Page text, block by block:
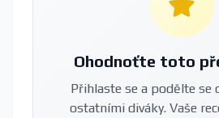
Ohodnoťte toto
Přihlaste se a podělte se
ostatními diváky. Vaše